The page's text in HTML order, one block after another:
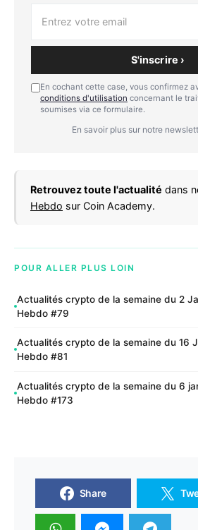
S'inscrire ›
En cochant cette case, vous confirmez
conditions d'utilisation concernant le
soumises via ce formulaire.
En savoir plus sur notre
Retrouvez toute l'actualité dans
Hebdo sur Coin Academy.
POUR ALLER PLUS LOIN
Actualités crypto de la semaine du 2
Hebdo #79
Actualités crypto de la semaine du 16
Hebdo #81
Actualités crypto de la semaine du 6
Hebdo #173
Share